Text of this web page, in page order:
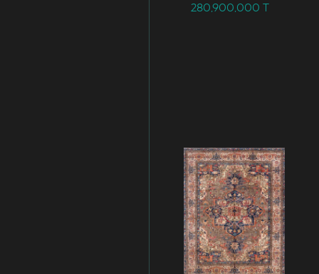
280,900,000T